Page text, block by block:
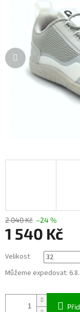
2 040 Kč –24 %
1 540 Kč
cena:
Velikost
Můžeme expedovat: